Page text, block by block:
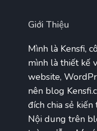
Giới Thiệu
Mình là Kensfi,
mình là thiết kế
website,
nên blog
đích chia sẻ kiến
Nội dung trên